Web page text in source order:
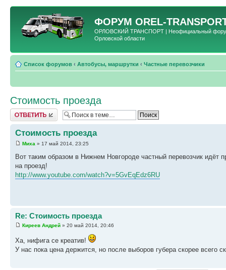
ФОРУМ OREL-
ОРЛОВСКИЙ ТРАНСПОРТ | Неофициальный форум
Орловской области
Список форумов ‹ Автобусы, маршрутки ‹ Частные перевозчики
Стоимость проезда
Ответить
Стоимость проезда
Миха » 17 май 2014, 23:25
Вот таким образом в Нижнем Новгороде частный перевозчик идёт
на проезд!
http://www.youtube.com/watch?v=5GvEqEdz6RU
Re: Стоимость проезда
Киреев Андрей » 20 май 2014, 20:46
Ха, нифига се креатив!
У нас пока цена держится, но после выборов губера скорее всего